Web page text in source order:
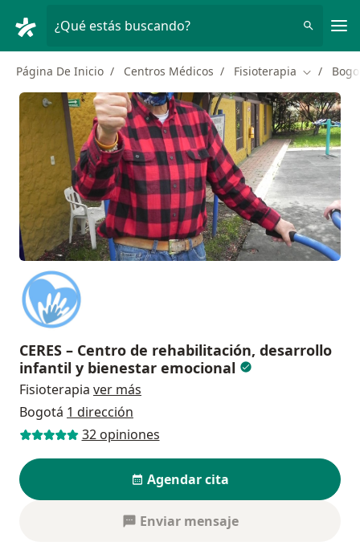
¿Qué estás buscando?
Página De Inicio Centros Médicos Fisioterapia Cambiar
CERES – Centro de rehabilitación, desarrollo
infantil y bienestar emocional
Fisioterapia ver más
Bogotá 1 dirección
32 opiniones
Agendar cita
Enviar mensaje